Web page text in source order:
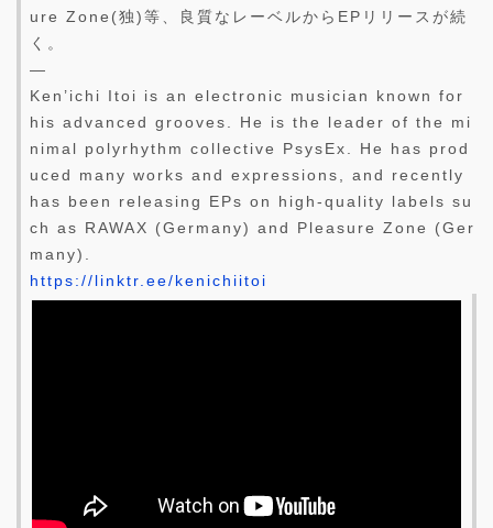
ure Zone(独)等、良質なレーベルからEPリリースが続
く。
—
Ken’ichi Itoi is an electronic musician known for
his advanced grooves. He is the leader of the mi
nimal polyrhythm collective PsysEx. He has prod
uced many works and expressions, and recently
has been releasing EPs on high-quality labels su
ch as RAWAX (Germany) and Pleasure Zone (Ger
many).
https://linktr.ee/kenichiitoi